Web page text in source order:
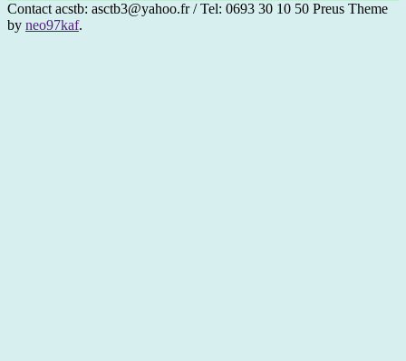
Contact acstb: asctb3@yahoo.fr / Tel: 0693 30 10 50 Preus Theme
by neo97kaf.